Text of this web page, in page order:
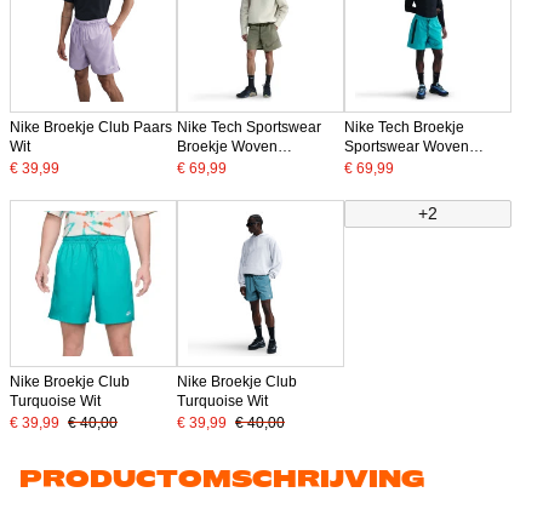
Nike Broekje Club Paars
Wit
€ 39,99
Nike Tech Sportswear
Broekje Woven
Grijsgroen Zwart
€ 69,99
Nike Tech Broekje
Sportswear Woven
Turquoise Zwart
€ 69,99
Nike Broekje Club
Turquoise Wit
€ 39,99 € 40,00
Nike Broekje Club
Turquoise Wit
€ 39,99 € 40,00
+2
PRODUCTOMSCHRIJVING